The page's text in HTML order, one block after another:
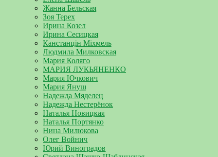
Жанна Бельская
Зоя Терех
Ирина Козел
Ирина Сесицкая
Канстанцін Міхмель
Людмила Милковская
Мария Коляго
МАРИЯ ЛУКЬЯНЕНКО
Мария Ючкович
Мария Януш
Надежда Мяделец
Надежда Нестерёнок
Наталья Новицкая
Наталья Портянко
Нина Милюкова
Олег Войнич
Юрий Виноградов